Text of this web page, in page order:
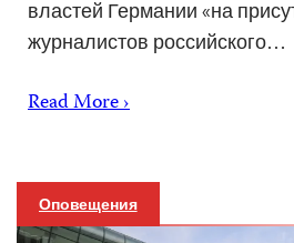
властей Германии «на
журналистов российского…
Read More ›
Оповещения